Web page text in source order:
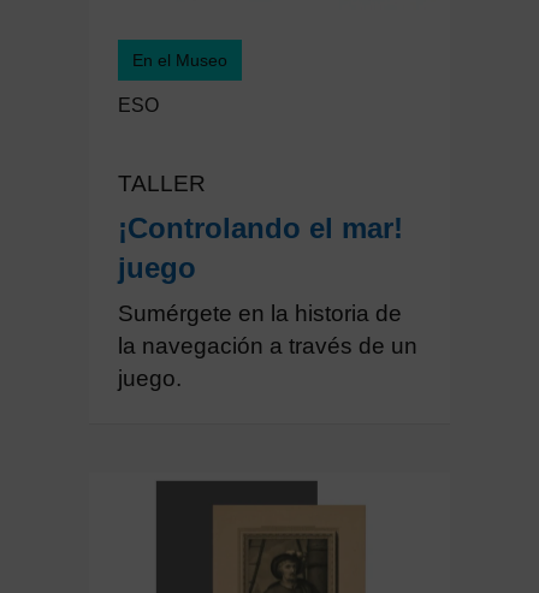
En el Museo
ESO
TALLER
¡Controlando el mar!
juego
Sumérgete en la historia de
la navegación a través de un
juego.